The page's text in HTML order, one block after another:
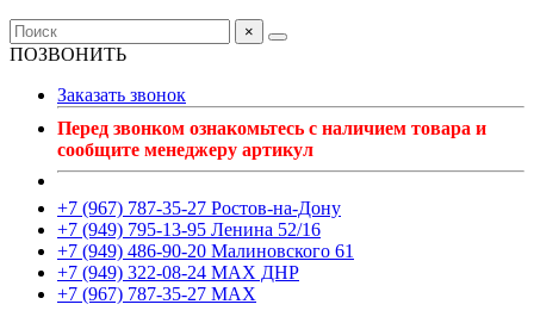
×
ПОЗВОНИТЬ
Заказать звонок
Перед звонком ознакомьтесь с наличием товара и
сообщите менеджеру артикул
+7 (967) 787-35-27 Ростов-на-Дону
+7 (949) 795-13-95 Ленина 52/16
+7 (949) 486-90-20 Малиновского 61
+7 (949) 322-08-24 MAX ДНР
+7 (967) 787-35-27 MAX